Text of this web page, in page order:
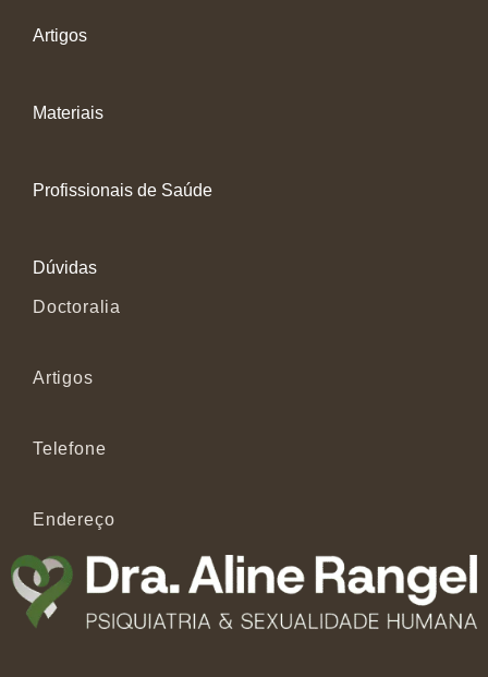
Artigos
Materiais
Profissionais de Saúde
Dúvidas
Doctoralia
Artigos
Telefone
Endereço